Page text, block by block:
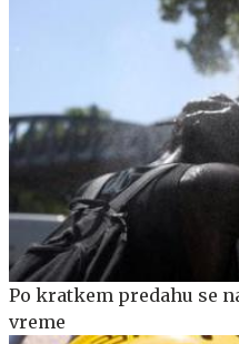
Po kratkem predahu se
vreme